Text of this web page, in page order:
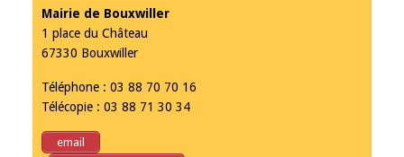
Mairie de Bouxwiller
1 place du Château
67330 Bouxwiller
Téléphone : 03 88 70 70 16
Télécopie : 03 88 71 30 34
email